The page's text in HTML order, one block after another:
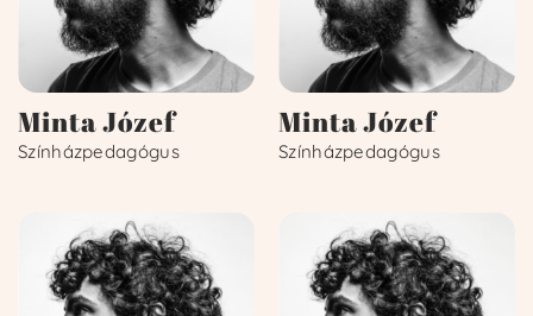
Minta Józef
Színházpedagógus
Minta Józef
Színházpedagógus